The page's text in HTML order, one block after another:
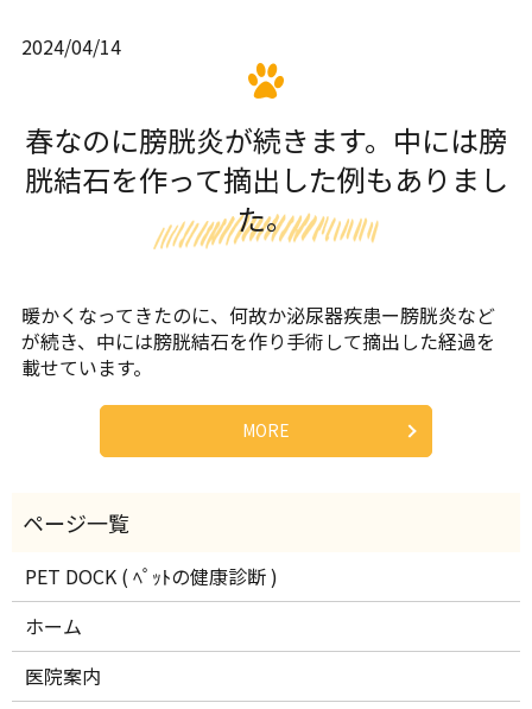
2024/04/14
春なのに膀胱炎が続きます。中には膀
胱結石を作って摘出した例もありまし
た。
暖かくなってきたのに、何故か泌尿器疾患ー膀胱炎など
が続き、中には膀胱結石を作り手術して摘出した経過を
載せています。
MORE
PET DOCK ( ﾍﾟｯﾄの健康診断 )
ホーム
医院案内